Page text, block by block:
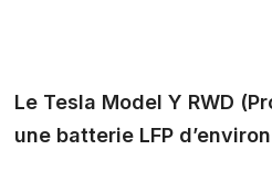
Le Tesla Model Y RWD
une batterie LFP